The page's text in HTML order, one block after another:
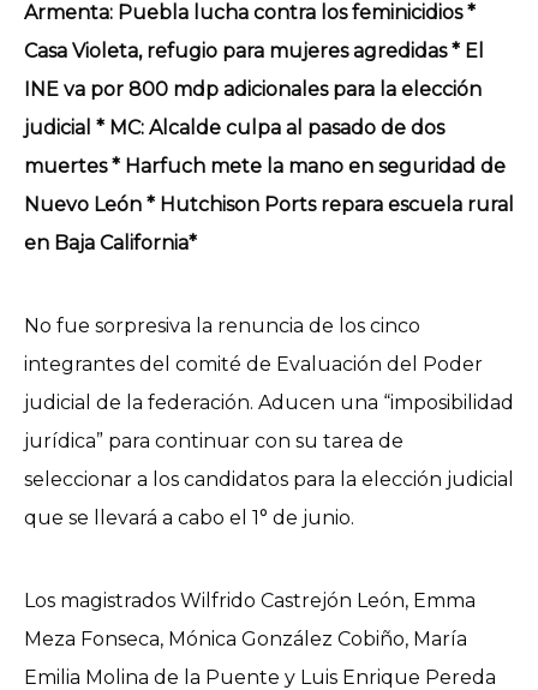
Armenta: Puebla lucha contra los feminicidios *
Casa Violeta, refugio para mujeres agredidas * El
INE va por 800 mdp adicionales para la elección
judicial * MC: Alcalde culpa al pasado de dos
muertes * Harfuch mete la mano en seguridad de
Nuevo León * Hutchison Ports repara escuela rural
en Baja California*
No fue sorpresiva la renuncia de los cinco
integrantes del comité de Evaluación del Poder
judicial de la federación. Aducen una “imposibilidad
jurídica” para continuar con su tarea de
seleccionar a los candidatos para la elección judicial
que se llevará a cabo el 1° de junio.
Los magistrados Wilfrido Castrejón León, Emma
Meza Fonseca, Mónica González Cobiño, María
Emilia Molina de la Puente y Luis Enrique Pereda